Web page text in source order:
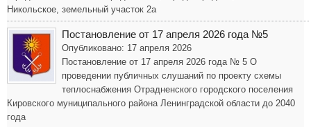
Никольское, земельный участок 2а
Постановление от 17 апреля 2026 года №5
Опубликовано: 17 апреля 2026
Постановление от 17 апреля 2026 года № 5 О
проведении публичных слушаний по проекту схемы
теплоснабжения Отрадненского городского поселения
Кировского муниципального района Ленинградской области до 2040
года